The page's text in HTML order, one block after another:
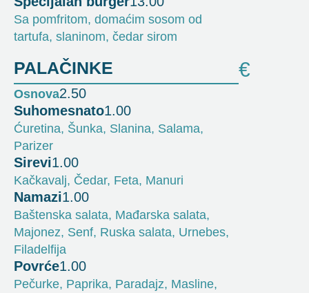
Sa pomfritom, domaćim sosom od
tartufa, slaninom, čedar sirom
PALAČINKE €
Osnova2.50
Suhomesnato1.00
Ćuretina, Šunka, Slanina, Salama,
Parizer
Sirevi1.00
Kačkavalj, Čedar, Feta, Manuri
Namazi1.00
Baštenska salata, Mađarska salata,
Majonez, Senf, Ruska salata, Urnebes,
Filadelfija
Povrće1.00
Pečurke, Paprika, Paradajz, Masline,